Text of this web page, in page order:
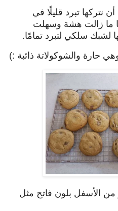
نتركها تبرد قليلًا في
لأنها ما زالت هشة وسهلت
لشبك سلكي لتبرد تمامًا.
حارة والشوكولاتة ذائبة :)
الأسفل بلون فاتح مثل